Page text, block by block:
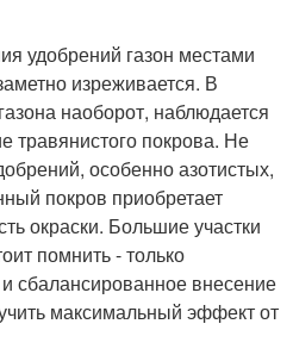
удобрений газон местами
изреживается. В
наоборот, наблюдается
травянистого покрова. Не
особенно азотистых,
покров приобретает
окраски. Большие участки
помнить - только
сбалансированное внесение
максимальный эффект от